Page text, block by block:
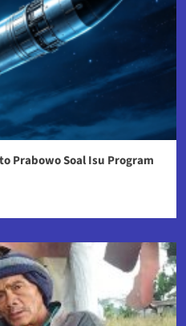
Prabowo Soal Isu Program